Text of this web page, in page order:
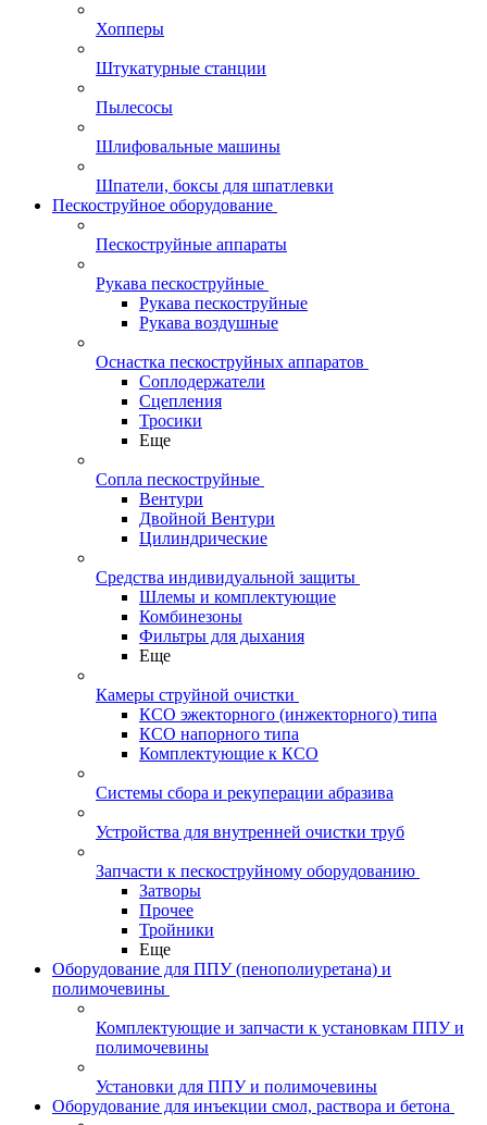
Хопперы
Штукатурные станции
Пылесосы
Шлифовальные машины
Шпатели, боксы для шпатлевки
Пескоструйное оборудование
Пескоструйные аппараты
Рукава пескоструйные
Рукава пескоструйные
Рукава воздушные
Оснастка пескоструйных аппаратов
Соплодержатели
Сцепления
Тросики
Еще
Сопла пескоструйные
Вентури
Двойной Вентури
Цилиндрические
Средства индивидуальной защиты
Шлемы и комплектующие
Комбинезоны
Фильтры для дыхания
Еще
Камеры струйной очистки
КСО эжекторного (инжекторного) типа
КСО напорного типа
Комплектующие к КСО
Системы сбора и рекуперации абразива
Устройства для внутренней очистки труб
Запчасти к пескоструйному оборудованию
Затворы
Прочее
Тройники
Еще
Оборудование для ППУ (пенополиуретана) и
полимочевины
Комплектующие и запчасти к установкам ППУ и
полимочевины
Установки для ППУ и полимочевины
Оборудование для инъекции смол, раствора и бетона